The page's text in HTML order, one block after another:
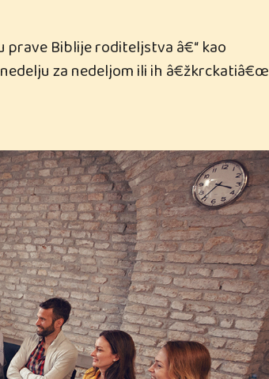
prave Biblije roditeljstva â€“ kao
za nedeljom ili ih â€žkrckatiâ€œ